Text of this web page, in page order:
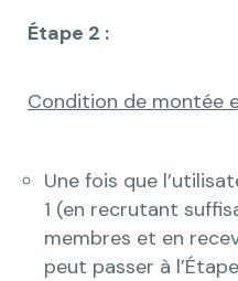
Étape 2 :
Condition de montée
Une fois que
1 (en recrutant
membres et en
peut passer à